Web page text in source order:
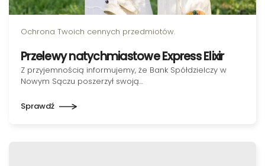
Ochrona Twoich cennych przedmiotów.
Przelewy natychmiastowe Express Elixir
Z przyjemnością informujemy, że Bank Spółdzielczy w
Nowym Sączu poszerzył swoją…
Sprawdź